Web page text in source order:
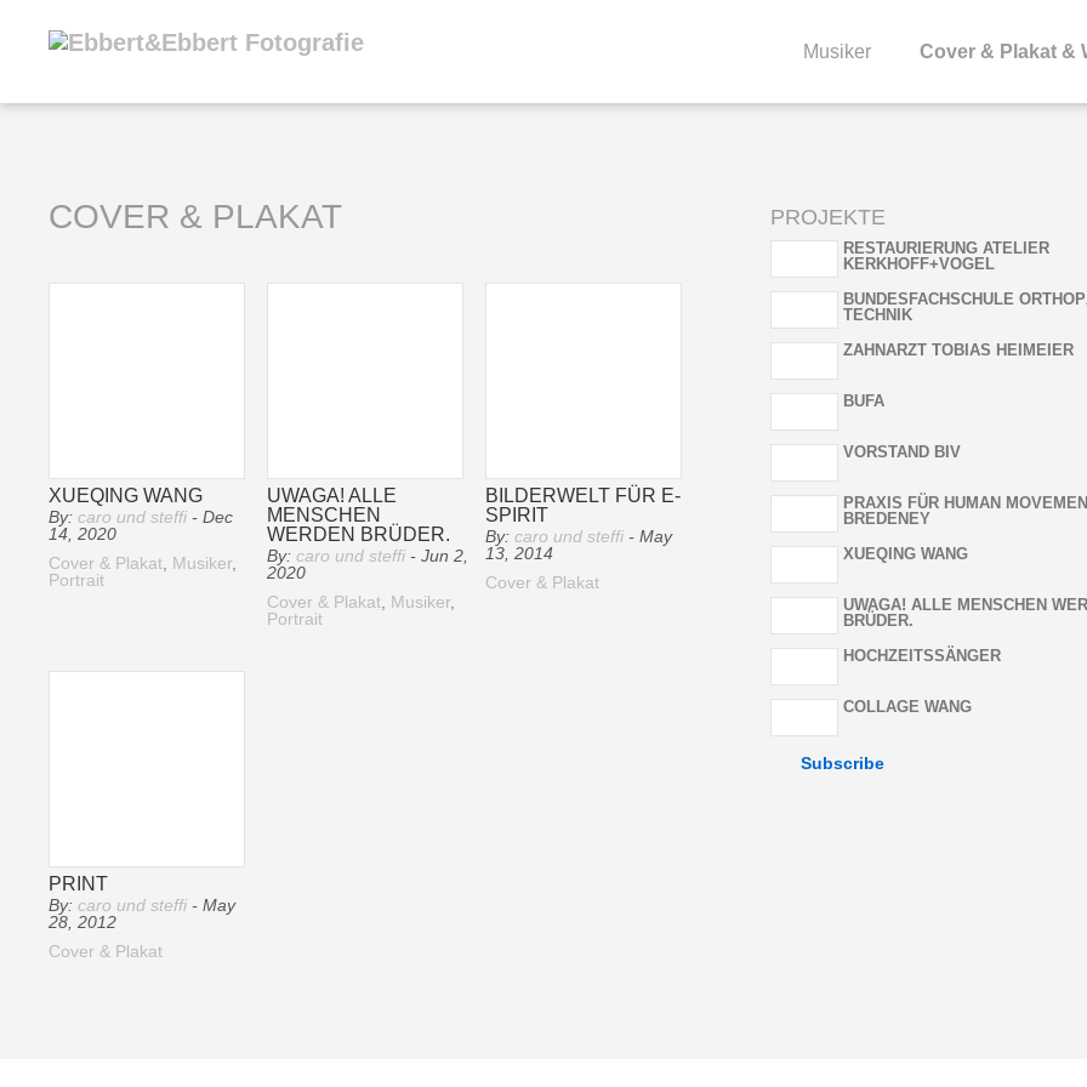
Musiker Cover & Plakat &
COVER & PLAKAT
XUEQING WANG
By: caro und steffi - Dec
14, 2020
Cover & Plakat Musiker,
Portrait
UWAGA! ALLE
MENSCHEN
WERDEN BRÜDER.
By: caro und steffi - Jun 2,
2020
Cover & Plakat Musiker,
Portrait
BILDERWELT FÜR E-
SPIRIT
By: caro und steffi - May
13, 2014
Cover & Plakat
PRINT
By: caro und steffi - May
28, 2012
Cover & Plakat
PROJEKTE
RESTAURIERUNG ATELIER
KERKHOFF+VOGEL
BUNDESFACHSCHULE
TECHNIK
ZAHNARZT TOBIAS HEIMEIER
BUFA
VORSTAND BIV
PRAXIS FÜR HUMAN
BREDENEY
XUEQING WANG
UWAGA! ALLE MENSCHEN
BRÜDER.
HOCHZEITSSÄNGER
COLLAGE WANG
Subscribe